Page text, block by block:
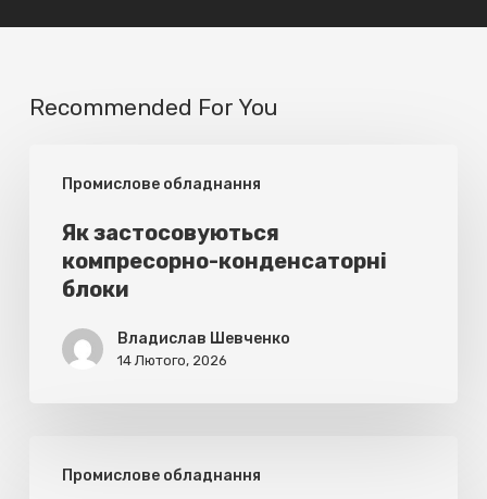
Recommended For You
Промислове обладнання
застосовуються
компресорно-
конденсаторні
блоки
Як застосовуються
компресорно-конденсаторні
блоки
Владислав Шевченко
14 Лютого, 2026
Промислове обладнання
експлуатації